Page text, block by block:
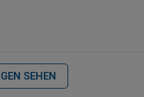
SEHEN